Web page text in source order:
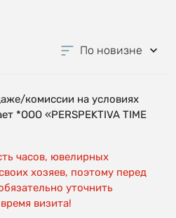
По новизне
комиссии на условиях
*OOO «PERSPEKTIVA TIME
часов, ювелирных
хозяев, поэтому перед
уточнить
визита!